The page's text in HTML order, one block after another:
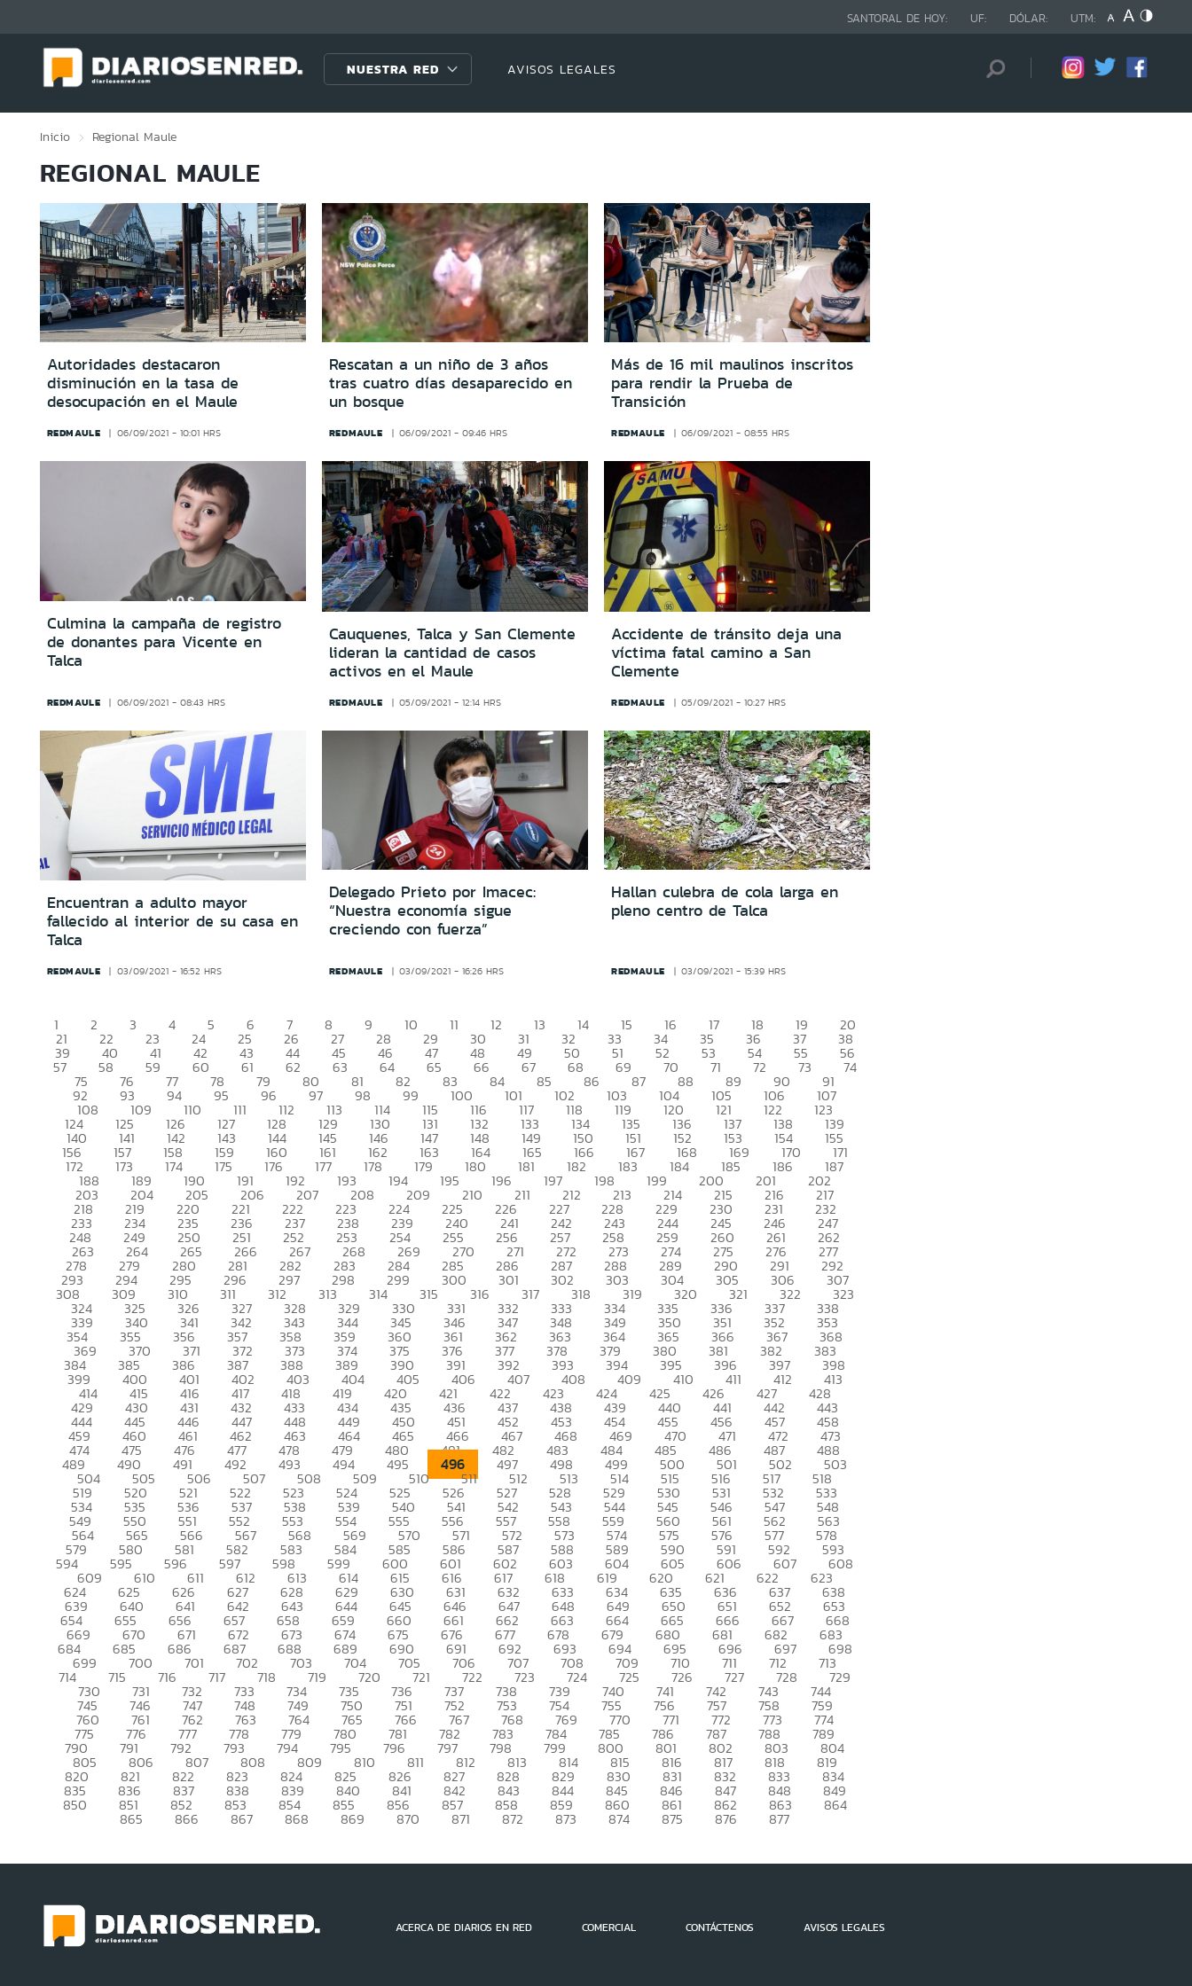
SANTORAL DE HOY: UF: DÓLAR: UTM:
NUESTRA RED AVISOS LEGALES
Inicio Regional Maule
REGIONAL MAULE
Autoridades destacaron
disminución en la tasa de
desocupación en el Maule
REDMAULE 06/09/2021 - 10:01 HRS
Rescatan a un niño de 3 años
tras cuatro días desaparecido en
un bosque
REDMAULE 06/09/2021 - 09:46 HRS
Más de 16 mil maulinos inscritos
para rendir la Prueba de
Transición
REDMAULE 06/09/2021 - 08:55 HRS
Culmina la campaña de registro
de donantes para Vicente en
Talca
REDMAULE 06/09/2021 - 08:43 HRS
Cauquenes, Talca y San Clemente
lideran la cantidad de casos
activos en el Maule
REDMAULE 05/09/2021 - 12:14 HRS
Accidente de tránsito deja una
víctima fatal camino a San
Clemente
REDMAULE 05/09/2021 - 10:27 HRS
Encuentran a adulto mayor
fallecido al interior de su casa en
Talca
REDMAULE 03/09/2021 - 16:52 HRS
Delegado Prieto por Imacec:
“Nuestra economía sigue
creciendo con fuerza”
REDMAULE 03/09/2021 - 16:26 HRS
Hallan culebra de cola larga en
pleno centro de Talca
REDMAULE 03/09/2021 - 15:39 HRS
1 2 3 4 5 6 7 8 9 10 11 12 13 14 15 16 17 18 19 20
21 22 23 24 25 26 27 28 29 30 31 32 33 34 35 36 37 38
39 40 41 42 43 44 45 46 47 48 49 50 51 52 53 54 55 56
57 58 59 60 61 62 63 64 65 66 67 68 69 70 71 72 73 74
75 76 77 78 79 80 81 82 83 84 85 86 87 88 89 90 91
92 93 94 95 96 97 98 99 100 101 102 103 104 105 106 107
108 109 110 111 112 113 114 115 116 117 118 119 120 121 122 123
124 125 126 127 128 129 130 131 132 133 134 135 136 137 138 139
140 141 142 143 144 145 146 147 148 149 150 151 152 153 154 155
156 157 158 159 160 161 162 163 164 165 166 167 168 169 170 171
172 173 174 175 176 177 178 179 180 181 182 183 184 185 186 187
188 189 190 191 192 193 194 195 196 197 198 199 200 201 202
203 204 205 206 207 208 209 210 211 212 213 214 215 216 217
218 219 220 221 222 223 224 225 226 227 228 229 230 231 232
233 234 235 236 237 238 239 240 241 242 243 244 245 246 247
248 249 250 251 252 253 254 255 256 257 258 259 260 261 262
263 264 265 266 267 268 269 270 271 272 273 274 275 276 277
278 279 280 281 282 283 284 285 286 287 288 289 290 291 292
293 294 295 296 297 298 299 300 301 302 303 304 305 306 307
308 309 310 311 312 313 314 315 316 317 318 319 320 321 322 323
324 325 326 327 328 329 330 331 332 333 334 335 336 337 338
339 340 341 342 343 344 345 346 347 348 349 350 351 352 353
354 355 356 357 358 359 360 361 362 363 364 365 366 367 368
369 370 371 372 373 374 375 376 377 378 379 380 381 382 383
384 385 386 387 388 389 390 391 392 393 394 395 396 397 398
399 400 401 402 403 404 405 406 407 408 409 410 411 412 413
414 415 416 417 418 419 420 421 422 423 424 425 426 427 428
429 430 431 432 433 434 435 436 437 438 439 440 441 442 443
444 445 446 447 448 449 450 451 452 453 454 455 456 457 458
459 460 461 462 463 464 465 466 467 468 469 470 471 472 473
474 475 476 477 478 479 480 481 482 483 484 485 486 487 488
489 490 491 492 493 494 495 496 497 498 499 500 501 502 503
504 505 506 507 508 509 510 511 512 513 514 515 516 517 518
519 520 521 522 523 524 525 526 527 528 529 530 531 532 533
534 535 536 537 538 539 540 541 542 543 544 545 546 547 548
549 550 551 552 553 554 555 556 557 558 559 560 561 562 563
564 565 566 567 568 569 570 571 572 573 574 575 576 577 578
579 580 581 582 583 584 585 586 587 588 589 590 591 592 593
594 595 596 597 598 599 600 601 602 603 604 605 606 607 608
609 610 611 612 613 614 615 616 617 618 619 620 621 622 623
624 625 626 627 628 629 630 631 632 633 634 635 636 637 638
639 640 641 642 643 644 645 646 647 648 649 650 651 652 653
654 655 656 657 658 659 660 661 662 663 664 665 666 667 668
669 670 671 672 673 674 675 676 677 678 679 680 681 682 683
684 685 686 687 688 689 690 691 692 693 694 695 696 697 698
699 700 701 702 703 704 705 706 707 708 709 710 711 712 713
714 715 716 717 718 719 720 721 722 723 724 725 726 727 728 729
730 731 732 733 734 735 736 737 738 739 740 741 742 743 744
745 746 747 748 749 750 751 752 753 754 755 756 757 758 759
760 761 762 763 764 765 766 767 768 769 770 771 772 773 774
775 776 777 778 779 780 781 782 783 784 785 786 787 788 789
790 791 792 793 794 795 796 797 798 799 800 801 802 803 804
805 806 807 808 809 810 811 812 813 814 815 816 817 818 819
820 821 822 823 824 825 826 827 828 829 830 831 832 833 834
835 836 837 838 839 840 841 842 843 844 845 846 847 848 849
850 851 852 853 854 855 856 857 858 859 860 861 862 863 864
865 866 867 868 869 870 871 872 873 874 875 876 877
ACERCA DE DIARIOS EN RED COMERCIAL CONTÁCTENOS AVISOS LEGALES